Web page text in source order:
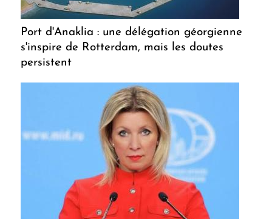
Port d'Anaklia : une délégation géorgienne
s'inspire de Rotterdam, mais les doutes
persistent